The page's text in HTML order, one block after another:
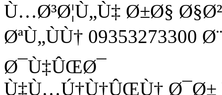
Ù…Ø³Ø¦Ù„Ù‡ Ø±Ø§
ØªÙ„ÙÙ†
Ø¯Ù‡ÛŒØ¯
Ù‡Ù…Ú†Ù†ÛŒÙ† Ø¯Ø±